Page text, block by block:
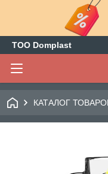
ТОО Domplast
КАТАЛОГ